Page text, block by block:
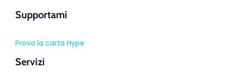
Supportami
Prova la carta Hype
Servizi